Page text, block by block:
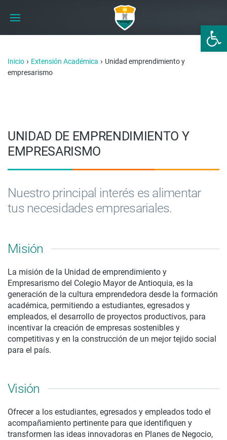
Abrir
Inicio › Extensión Académica › Unidad emprendimiento y
empresarismo
UNIDAD DE EMPRENDIMIENTO Y
EMPRESARISMO
Nuestro principal interés es alimentar
tus necesidades empresariales.
Misión
La misión de la Unidad de emprendimiento y
Empresarismo del Colegio Mayor de Antioquia, es la
generación de la cultura emprendedora desde la formación
académica, permitiendo a estudiantes, egresados y
empleados, el desarrollo de proyectos productivos, para
incentivar la creación de empresas sostenibles y
competitivas y en la construcción de un mejor tejido social
para el país.
Visión
Ofrecer a los estudiantes, egresados y empleados todo el
acompañamiento pertinente para que identifiquen y
transformen las ideas innovadoras en Planes de Negocio,